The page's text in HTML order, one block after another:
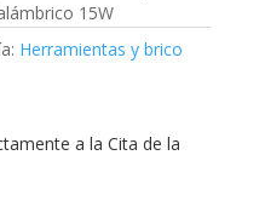
15W
Herramientas y brico
a la Cita de la